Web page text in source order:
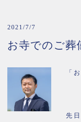
2021/7/7
お寺でのご葬
「
先